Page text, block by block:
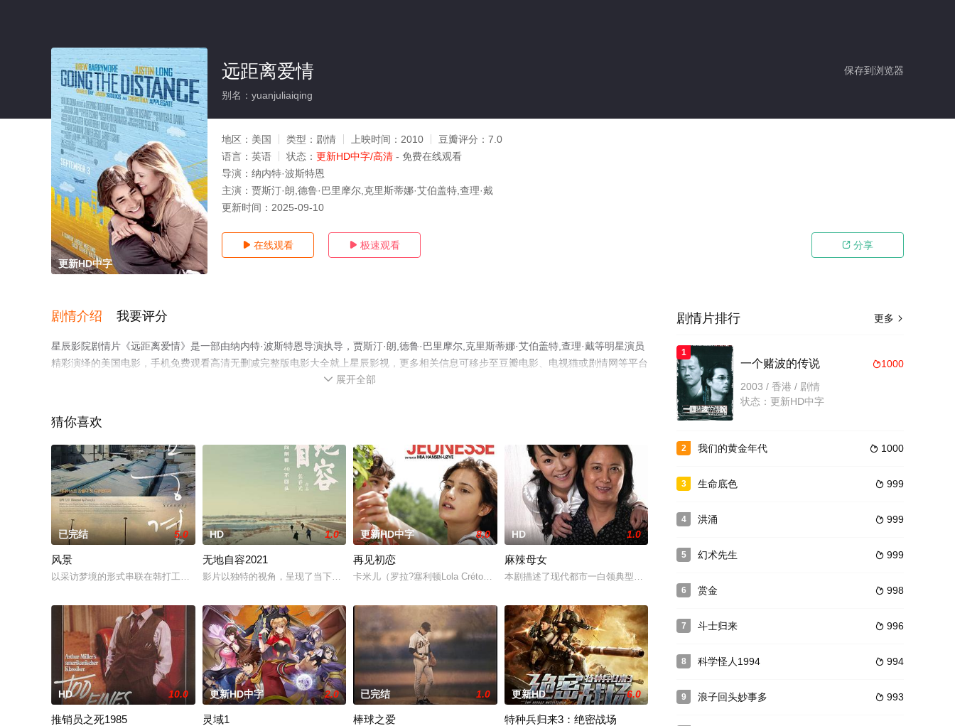
更新HD中字
保存到浏览器
远距离爱情
别名：yuanjuliaiqing
地区： 美国 类型： 剧情 上映时间： 2010 豆瓣评分： 7.0
语言： 英语 状态： 更新HD中字/高清 - 免费在线观看
导演： 纳内特·波斯特恩
主演： 贾斯汀·朗,德鲁·巴里摩尔,克里斯蒂娜·艾伯盖特,查理·戴
更新时间： 2025-09-10
 在线观看  极速观看  分享
剧情介绍 我要评分
星辰影院剧情片《远距离爱情》是一部由纳内特·波斯特恩导演执导，贾斯汀·朗,德鲁·巴里摩尔,克里斯蒂娜·艾伯盖特,查理·戴等明星演员
精彩演绎的美国电影，手机免费观看高清无删减完整版电影大全就上星辰影视，更多相关信息可移步至豆瓣电影、电视猫或剧情网等平台
 展开全部
猜你喜欢
已完结 5.0
风景
以采访梦境的形式串联在韩打工的外乡人的群像，通过他们身在异乡为异客，异乡犹有故国梦的的讲述和大量生活环境的空镜展现他们不一样的乡愁和孤独，他们来
HD 1.0
无地自容2021
影片以独特的视角，呈现了当下北漂的生活图卷，不仅展现了在北京打拼多年的主人公在困境中的绝望和挣扎，呈现了他们的市井生活和青春往事，同时表现出了他
更新HD中字 8.0
再见初恋
卡米儿（罗拉?塞利顿Lola Créton 饰）十五岁那年遇上了苏利文，初恋的滋味让这个尚在懵懂的女孩品尝到爱情青涩的味道。然而苏利文从大学退学
HD 1.0
麻辣母女
本剧描述了现代都市一白领典型（某网络公司CEO）边雅，因母亲丢失爱犬（可乐）后，在帮助母亲寻找爱
HD 10.0
推销员之死1985
更新HD中字 2.0
灵域1
已完结 1.0
棒球之爱
更新HD 6.0
特种兵归来3：绝密战场
更多 
剧情片排行
1
1000
一个赌波的传说
2003 / 香港 / 剧情
状态：更新HD中字
2  1000
我们的黄金年代
3  999
生命底色
4  999
洪涌
5  999
幻术先生
6  998
赏金
7  996
斗士归来
8  994
科学怪人1994
9  993
浪子回头妙事多